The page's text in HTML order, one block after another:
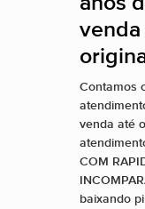
Contamos
venda até
COM
baixando